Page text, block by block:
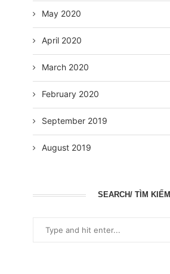
May 2020
April 2020
March 2020
February 2020
September 2019
August 2019
SEARCH/ TÌM KIẾM